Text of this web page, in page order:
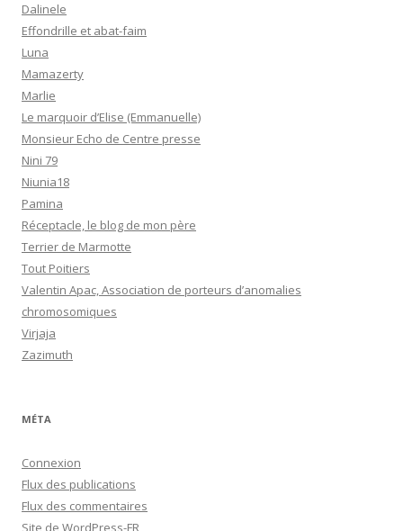
Dalinele
Effondrille et abat-faim
Luna
Mamazerty
Marlie
Le marquoir d’Elise (Emmanuelle)
Monsieur Echo de Centre presse
Nini 79
Niunia18
Pamina
Réceptacle, le blog de mon père
Terrier de Marmotte
Tout Poitiers
Valentin Apac, Association de porteurs d’anomalies
chromosomiques
Virjaja
Zazimuth
MÉTA
Connexion
Flux des publications
Flux des commentaires
Site de WordPress-FR